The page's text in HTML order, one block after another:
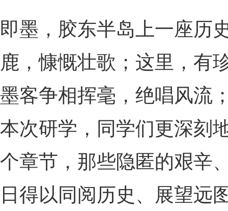
即墨，胶东半岛上一座历
鹿，慷慨壮歌；这里，有
墨客争相挥毫，绝唱风
本次研学，同学们更深刻
个章节，那些隐匿的艰辛
日得以同阅历史、展望远